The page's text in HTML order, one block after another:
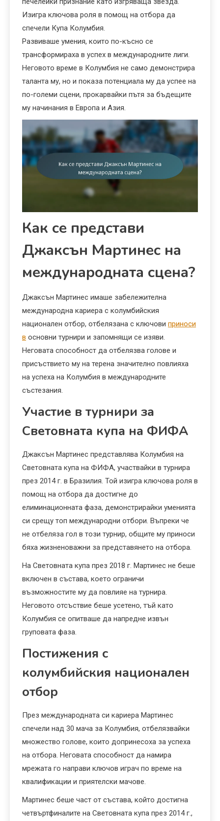
Изигра ключова роля в помощ на отбора да
спечели Купа Колумбия.
Развиваше умения, които по-късно се
трансформираха в успех в международните лиги.
Неговото време в Колумбия не само демонстрира
таланта му, но и показа потенциала му да успее на
по-големи сцени, прокарвайки пътя за бъдещите
му начинания в Европа и Азия.
Как се представи
Джаксън Мартинес на
международната сцена?
Джаксън Мартинес имаше забележителна
международна кариера с колумбийския
национален отбор, отбелязана с ключови приноси
в основни турнири и запомнящи се изяви.
Неговата способност да отбелязва голове и
присъствието му на терена значително повлияха
на успеха на Колумбия в международните
състезания.
Участие в турнири за
Световната купа на ФИФА
Джаксън Мартинес представлява Колумбия на
Световната купа на ФИФА, участвайки в турнира
през 2014 г. в Бразилия. Той изигра ключова роля в
помощ на отбора да достигне до
елиминационната фаза, демонстрирайки уменията
си срещу топ международни отбори. Въпреки че
не отбеляза гол в този турнир, общите му приноси
бяха жизненоважни за представянето на отбора.
На Световната купа през 2018 г. Мартинес не беше
включен в състава, което ограничи
възможностите му да повлияе на турнира.
Неговото отсъствие беше усетено, тъй като
Колумбия се опитваше да напредне извън
груповата фаза.
Постижения с
колумбийския национален
отбор
През международната си кариера Мартинес
спечели над 30 мача за Колумбия, отбелязвайки
множество голове, които допринесоха за успеха
на отбора. Неговата способност да намира
мрежата го направи ключов играч по време на
квалификации и приятелски мачове.
Мартинес беше част от състава, който достигна
четвъртфиналите на Световната купа през 2014 г.,